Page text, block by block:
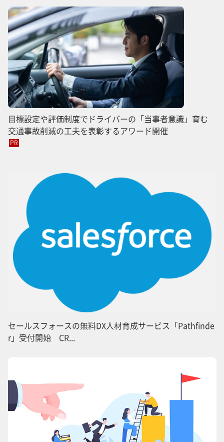
目標設定や評価制度でドライバーの「当事者意識」育む
交通事故削減の工夫を表彰するアワード開催
PR
セールスフォースの無料DX人材育成サービス「Pathfinde
r」受付開始 CR...